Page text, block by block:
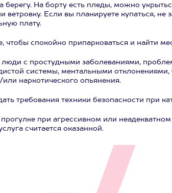
берегу. На борту есть пледы, можно
ветровку. Если вы планируете купаться,
плату.
чтобы спокойно припарковаться и найти
люди с простудными заболеваниями,
системы, ментальными
наркотического опьянения.
требования техники безопасности при
прогулке при агрессивном или
считается оказанной.